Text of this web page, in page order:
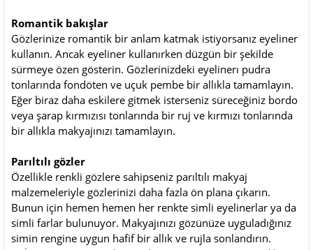
Romantik bakışlar
Gözlerinize romantik bir anlam katmak istiyorsanız eyeliner
kullanın. Ancak eyeliner kullanırken düzgün bir şekilde
sürmeye özen gösterin. Gözlerinizdeki eyelinerı pudra
tonlarında fondöten ve uçuk pembe bir allıkla tamamlayın.
Eğer biraz daha eskilere gitmek isterseniz süreceğiniz bordo
veya şarap kırmızısı tonlarında bir ruj ve kırmızı tonlarında
bir allıkla makyajınızı tamamlayın.
Parıltılı gözler
Özellikle renkli gözlere sahipseniz parıltılı makyaj
malzemeleriyle gözlerinizi daha fazla ön plana çıkarın.
Bunun için hemen hemen her renkte simli eyelinerlar ya da
simli farlar bulunuyor. Makyajınızı gözünüze uyguladığınız
simin rengine uygun hafif bir allık ve rujla sonlandırın.